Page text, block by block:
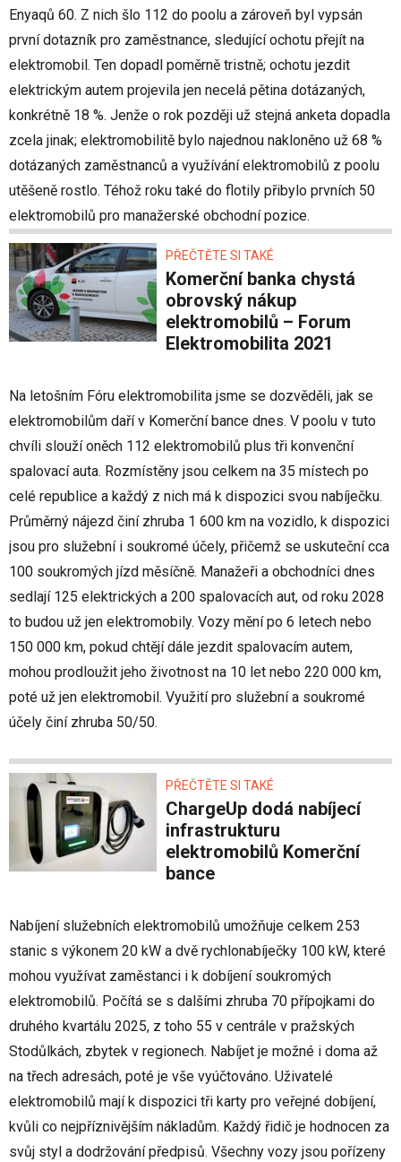
Enyaqů 60. Z nich šlo 112 do poolu a zároveň byl vypsán
první dotazník pro zaměstnance, sledující ochotu přejít na
elektromobil. Ten dopadl poměrně tristně; ochotu jezdit
elektrickým autem projevila jen necelá pětina dotázaných,
konkrétně 18 %. Jenže o rok později už stejná anketa dopadla
zcela jinak; elektromobilitě bylo najednou nakloněno už 68 %
dotázaných zaměstnanců a využívání elektromobilů z poolu
utěšeně rostlo. Téhož roku také do flotily přibylo prvních 50
elektromobilů pro manažerské obchodní pozice.
PŘEČTĚTE SI TAKÉ
Komerční banka chystá
obrovský nákup
elektromobilů – Forum
Elektromobilita 2021
Na letošním Fóru elektromobilita jsme se dozvěděli, jak se
elektromobilům daří v Komerční bance dnes. V poolu v tuto
chvíli slouží oněch 112 elektromobilů plus tři konvenční
spalovací auta. Rozmístěny jsou celkem na 35 místech po
celé republice a každý z nich má k dispozici svou nabíječku.
Průměrný nájezd činí zhruba 1 600 km na vozidlo, k dispozici
jsou pro služební i soukromé účely, přičemž se uskuteční cca
100 soukromých jízd měsíčně. Manažeři a obchodníci dnes
sedlají 125 elektrických a 200 spalovacích aut, od roku 2028
to budou už jen elektromobily. Vozy mění po 6 letech nebo
150 000 km, pokud chtějí dále jezdit spalovacím autem,
mohou prodloužit jeho životnost na 10 let nebo 220 000 km,
poté už jen elektromobil. Využití pro služební a soukromé
účely činí zhruba 50/50.
PŘEČTĚTE SI TAKÉ
ChargeUp dodá nabíjecí
infrastrukturu
elektromobilů Komerční
bance
Nabíjení služebních elektromobilů umožňuje celkem 253
stanic s výkonem 20 kW a dvě rychlonabíječky 100 kW, které
mohou využívat zaměstanci i k dobíjení soukromých
elektromobilů. Počítá se s dalšími zhruba 70 přípojkami do
druhého kvartálu 2025, z toho 55 v centrále v pražských
Stodůlkách, zbytek v regionech. Nabíjet je možné i doma až
na třech adresách, poté je vše vyúčtováno. Uživatelé
elektromobilů mají k dispozici tři karty pro veřejné dobíjení,
kvůli co nejpříznivějším nákladům. Každý řidič je hodnocen za
svůj styl a dodržování předpisů. Všechny vozy jsou pořízeny